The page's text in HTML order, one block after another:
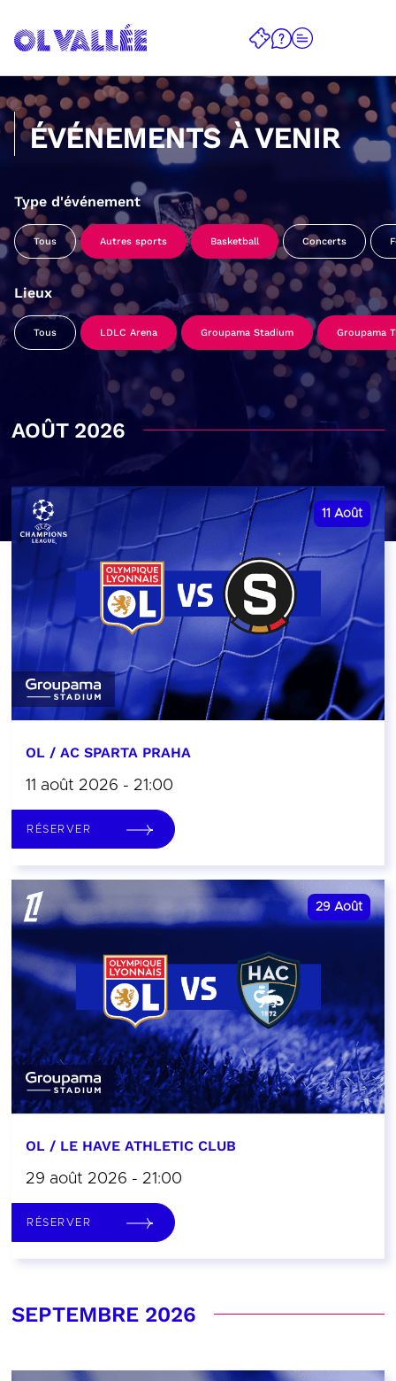
ÉVÉNEMENTS À VENIR
Type d'événement
Tous Autres sports Basketball Concerts
Lieux
Tous LDLC Arena Groupama Stadium Groupama
AOÛT 2026
11 Août
OL / AC SPARTA PRAHA
11 août 2026 - 21:00
RÉSERVER
29 Août
OL / LE HAVE ATHLETIC CLUB
29 août 2026 - 21:00
RÉSERVER
SEPTEMBRE 2026